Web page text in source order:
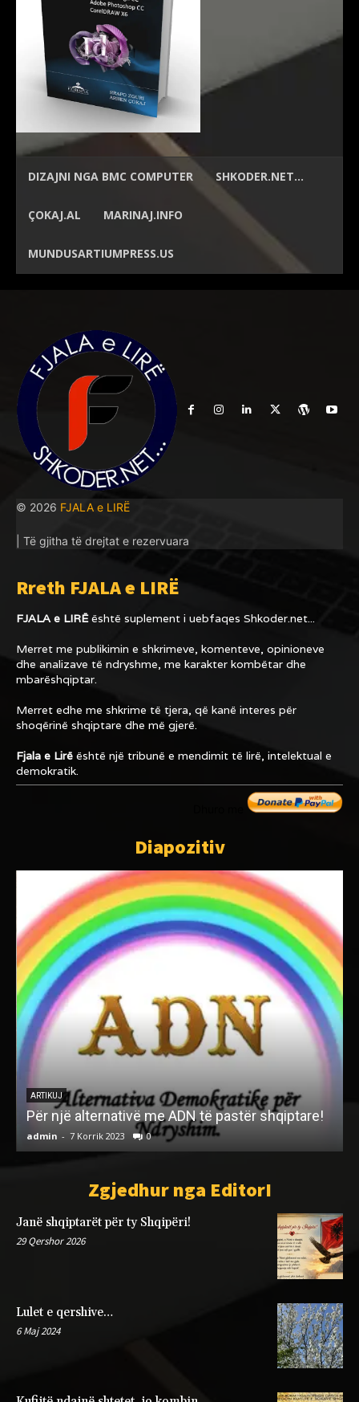
DIZAJNI NGA BMC COMPUTER SHKODER.NET…
ÇOKAJ.AL MARINAJ.INFO
MUNDUSARTIUMPRESS.US
© 2026 FJALA e LIRË
| Të gjitha të drejtat e rezervuara
Rreth FJALA e LIRË
FJALA e LIRËështë suplement i uebfaqes Shkoder.net...
Merret me publikimin e shkrimeve, komenteve, opinioneve
dhe analizave të ndryshme, me karakter kombëtar dhe
mbarëshqiptar.
Merret edhe me shkrime të tjera, që kanë interes për
shoqërinë shqiptare dhe më gjerë.
Fjala e Lirë është një tribunë e mendimit të lirë, intelektual e
demokratik.
Diapozitiv
ARTIKUJ
Për një alternativë me ADN të pastër shqiptare!
admin - 7 Korrik 2023 0
Zgjedhur nga EditorI
Janë shqiptarët për ty Shqipëri!
29 Qershor 2026
Lulet e qershive…
6 Maj 2024